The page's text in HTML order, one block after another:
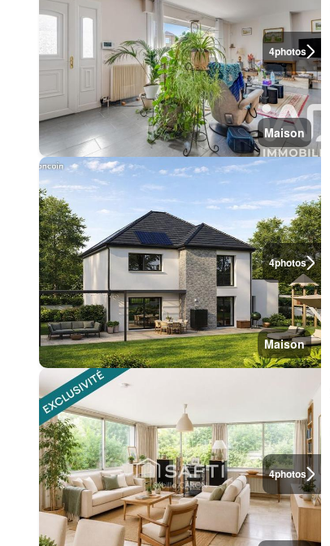
4photos
Maison
4photos
Maison
4photos